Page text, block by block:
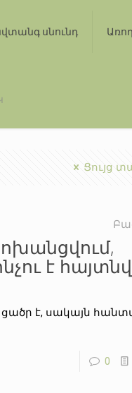
սնունդ
Ցույց
է
ցածր է, սակայն
0